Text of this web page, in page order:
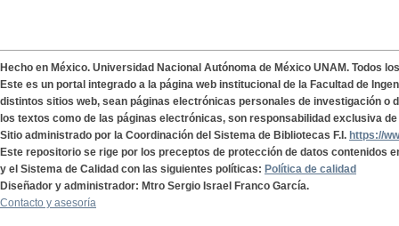
Hecho en México. Universidad Nacional Autónoma de México UNAM. Todos
Este es un portal integrado a la página web institucional de la Facultad de
distintos sitios web, sean páginas electrónicas personales de investigación o
los textos como de las páginas electrónicas, son responsabilidad exclusiva
Sitio administrado por la Coordinación del Sistema de Bibliotecas F.I. https://
Este repositorio se rige por los preceptos de protección de datos contenidos
y el Sistema de Calidad con las siguientes políticas: Política de calidad
Diseñador y administrador: Mtro Sergio Israel Franco García.
Contacto y asesoría